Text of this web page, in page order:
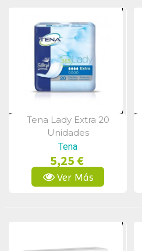
Vista Rápida
Tena Lady Extra 20
Unidades
Tena
5,25 €
Ver Más